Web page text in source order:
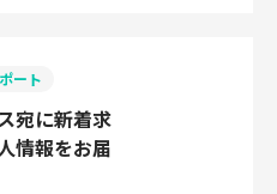
ート
宛に新着求
情報をお届